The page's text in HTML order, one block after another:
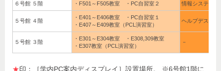
６号館 ５階 ・F501～F505教室 ・PC自習室２ 情報システム
５号館 ４階
・E401～E406教室 ・PC自習室１
・E407～E409教室（PCL演習室）
ヘルプデスク
５号館 ３階
・E301～E304教室 ・E308,309教室
・E307教室（PCL演習室）
－
★印：［学内PC案内ディスプレイ］設置場所。 ※6号館1階に